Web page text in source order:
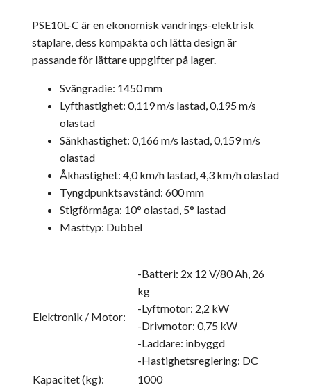
PSE10L-C är en ekonomisk vandrings-elektrisk
staplare, dess kompakta och lätta design är
passande för lättare uppgifter på lager.
Svängradie: 1450 mm
Lyfthastighet: 0,119 m/s lastad, 0,195 m/s
olastad
Sänkhastighet: 0,166 m/s lastad, 0,159 m/s
olastad
Åkhastighet: 4,0 km/h lastad, 4,3 km/h olastad
Tyngdpunktsavstånd: 600 mm
Stigförmåga: 10° olastad, 5° lastad
Masttyp: Dubbel
Elektronik / Motor:
-Batteri: 2x 12 V/80 Ah, 26
kg
-Lyftmotor: 2,2 kW
-Drivmotor: 0,75 kW
-Laddare: inbyggd
-Hastighetsreglering: DC
Kapacitet (kg):
1000